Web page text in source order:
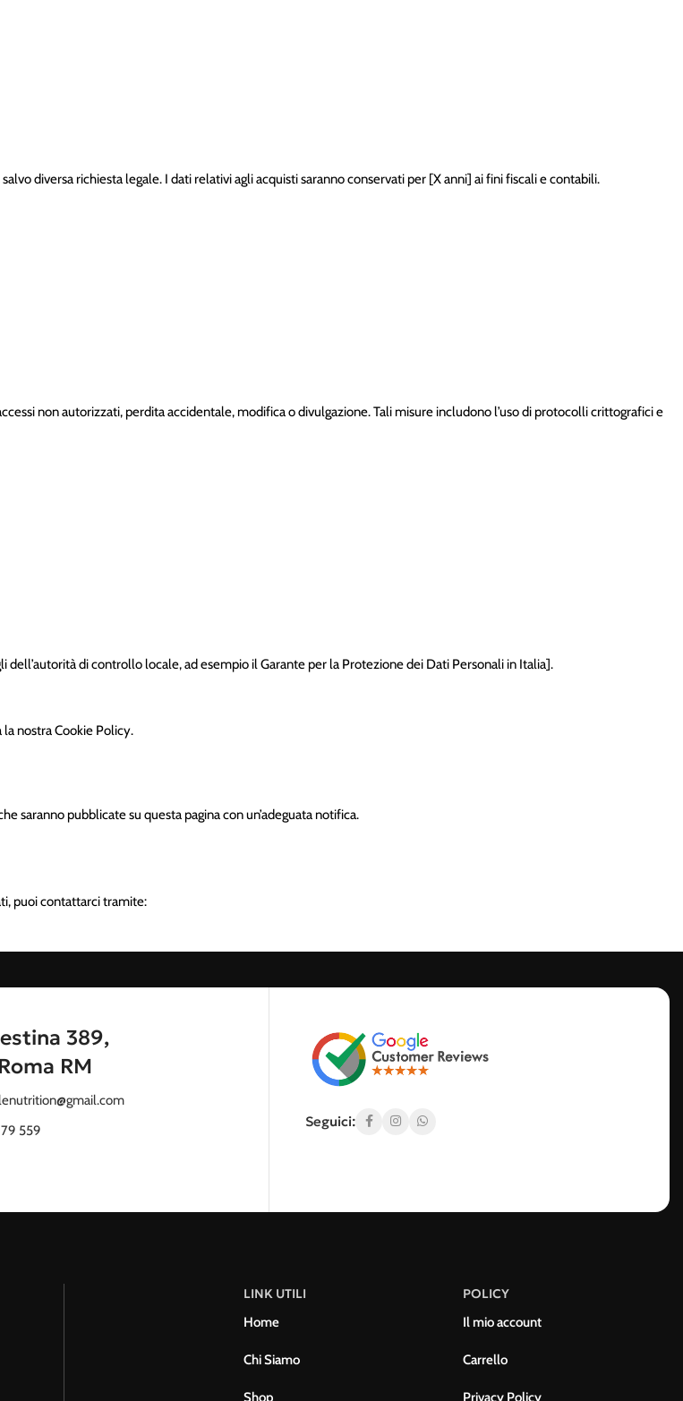
diversa richiesta legale. I dati relativi agli acquisti saranno conservati per [X anni] ai fini fiscali e contabili.
non autorizzati, perdita accidentale, modifica o divulgazione. Tali misure includono l’uso di protocolli crittografici e
di controllo locale, ad esempio il Garante per la Protezione dei Dati Personali in Italia].
la nostraCookie Policy.
saranno pubblicate su questa pagina con un’adeguata notifica.
puoi contattarci tramite:
389,
RM
559
Seguici:
LINK UTILI
Home
Chi Siamo
Shop
POLICY
Il mio account
Carrello
Privacy Policy